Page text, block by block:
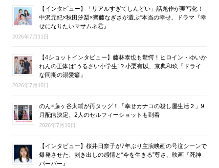
【インタビュー】「リアルすぎてしんどい」話題作が実写化！
中沢元紀×秋田汐梨×齊藤なぎさが選ぶ“本当の幸せ。ドラマ『幸
せになりたいマサムネ君』
2026年7月11日
【4ショットインタビュー】藤林泰也も驚愕！ヒロイン・ゆいか
れんの正体は“うるさい小学生”？小栗有以、京典和玖『ドライ
な同期の溺愛癖』
2026年7月10日
のん×藤ヶ谷太輔が再タッグ！「幸せカナコの殺し屋生活２」9
月配信決定、2人のセルフィーショットも到着
2026年7月10日
【インタビュー】桜井日奈子が7年ぶり主演映画の号泣シーンで
爆発させた、剥き出しの感情と“今を生きる”尊さ。映画『死神
バーバー』